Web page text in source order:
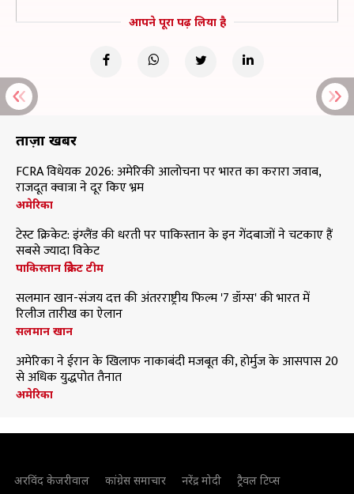
आपने पूरा पढ़ लिया है
ताज़ा खबरें
FCRA विधेयक 2026: अमेरिकी आलोचना पर भारत का करारा जवाब,
राजदूत क्वात्रा ने दूर किए भ्रम
अमेरिका
टेस्ट क्रिकेट: इंग्लैंड की धरती पर पाकिस्तान के इन गेंदबाजों ने चटकाए हैं
सबसे ज्यादा विकेट
पाकिस्तान क्रिकेट टीम
सलमान खान-संजय दत्त की अंतरराष्ट्रीय फिल्म '7 डॉग्स' की भारत में
रिलीज तारीख का ऐलान
सलमान खान
अमेरिका ने ईरान के खिलाफ नाकाबंदी मजबूत की, होर्मुज के आसपास 20
से अधिक युद्धपोत तैनात
अमेरिका
अरविंद केजरीवाल कांग्रेस समाचार नरेंद्र मोदी
ट्रैवल टिप्स